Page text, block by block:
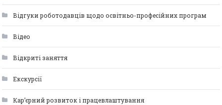
Відгуки роботодавців щодо освітньо-професійних програм
Відео
Відкриті заняття
Екскурсії
Кар’єрний розвиток і працевлаштування